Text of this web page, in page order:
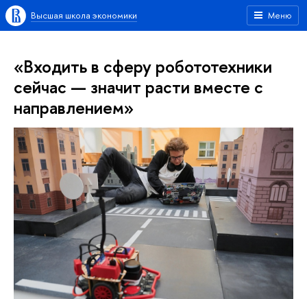
Меню
Высшая школа экономики
«Входить в сферу робототехники
сейчас — значит расти вместе с
направлением»